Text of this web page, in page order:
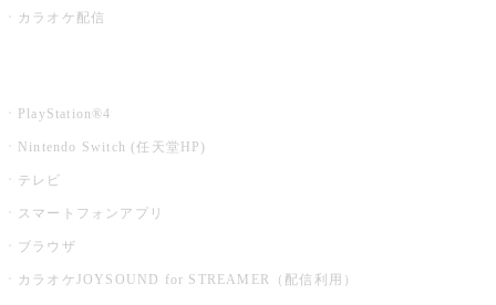
カラオケ配信
PlayStation®4
Nintendo Switch (任天堂HP)
テレビ
スマートフォンアプリ
ブラウザ
カラオケJOYSOUND for STREAMER（配信利用）